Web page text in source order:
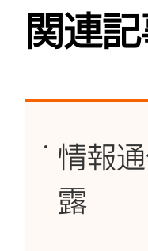
関連
情報
露